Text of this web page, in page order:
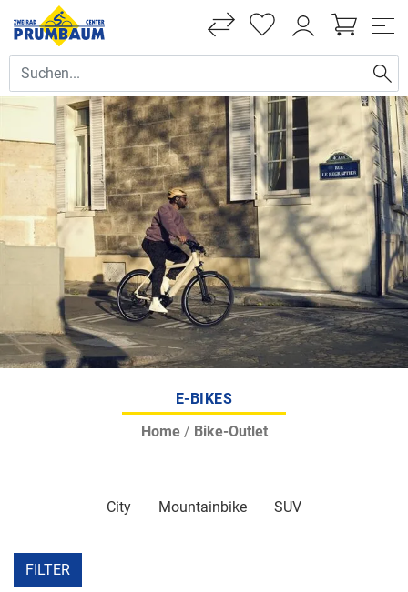
E-BIKES
Home/ Bike-Outlet
City Mountainbike SUV
FILTER